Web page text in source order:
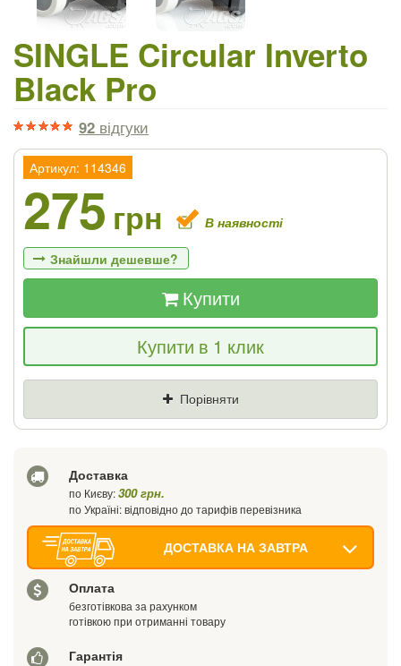
SINGLE Circular Inverto
Black Pro
92 відгуки
Артикул: 114346
275 грн В наявності
Знайшли дешевше?
Якщо Ви знайдете товар дешевше - ми
знизимо ціну і подаруємо % від різниці
Купити
Купити в 1 клик
Порівняти
Доставка
по Києву:300 грн.
по Україні: відповідно до тарифів перевізника
ДОСТАВКА НА ЗАВТРА
Оплата
безготівкова за рахунком
готівкою при отриманні товару
Гарантія